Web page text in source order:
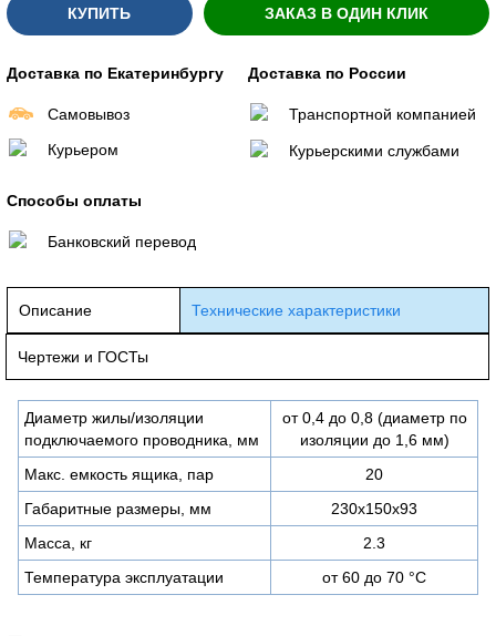
КУПИТЬ ЗАКАЗ В ОДИН КЛИК
Доставка по Екатеринбургу
Самовывоз
Курьером
Доставка по России
Транспортной компанией
Курьерскими службами
Способы оплаты
Банковский перевод
Описание Технические характеристики
Чертежи и ГОСТы
Диаметр жилы/изоляции
подключаемого проводника, мм
от 0,4 до 0,8 (диаметр по
изоляции до 1,6 мм)
Макс. емкость ящика, пар
20
Габаритные размеры, мм
230х150х93
Масса, кг
2.3
Температура эксплуатации
от 60 до 70 °С